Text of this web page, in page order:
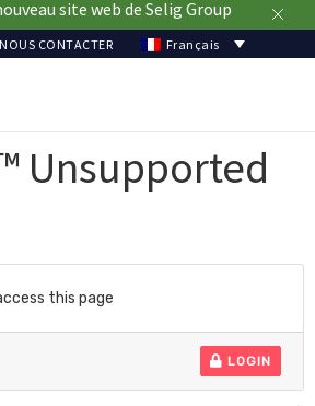
site web de Selig Group
NOUS CONTACTER Français
Unsupported
this page
LOGIN